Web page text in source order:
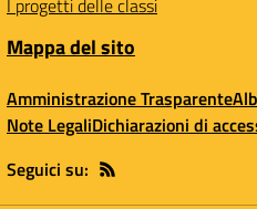
I progetti delle classi
Mappa del sito
Amministrazione Trasparente
Note LegaliDichiarazioni di
Seguici su: